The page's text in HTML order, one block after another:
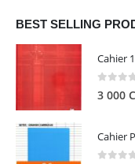
BEST SELLING
3 000